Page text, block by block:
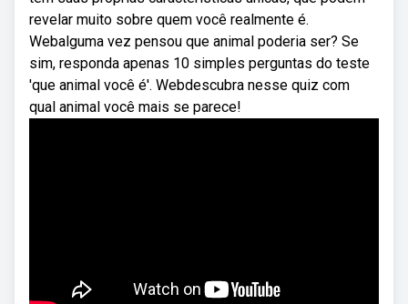
revelar muito sobre quem você realmente é.
Webalguma vez pensou que animal poderia ser? Se
sim, responda apenas 10 simples perguntas do teste
'que animal você é'. Webdescubra nesse quiz com
qual animal você mais se parece!